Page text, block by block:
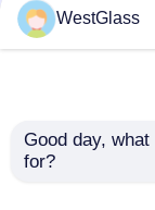
WestGlass
Good day,
for?